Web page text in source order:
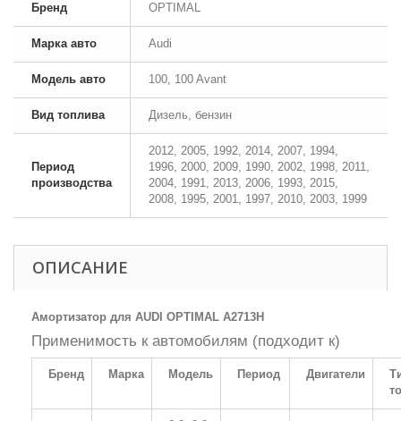
Бренд OPTIMAL
Марка авто Audi
Модель авто 100, 100 Avant
Вид топлива Дизель, бензин
Период
производства
2012, 2005, 1992, 2014, 2007, 1994,
1996, 2000, 2009, 1990, 2002, 1998, 2011,
2004, 1991, 2013, 2006, 1993, 2015,
2008, 1995, 2001, 1997, 2010, 2003, 1999
ОПИСАНИЕ
Амортизатор для AUDI OPTIMAL A2713H
Применимость к автомобилям (подходит к)
Бренд Марка Модель Период Двигатели